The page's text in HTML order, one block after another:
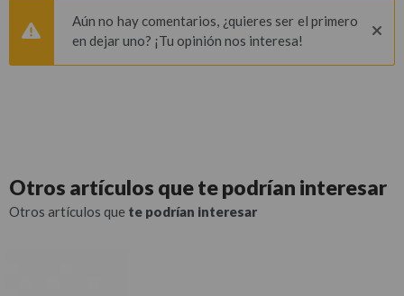
Aún no hay comentarios, ¿quieres ser el primero
en dejar uno? ¡Tu opinión nos interesa!
Otros artículos quete podrían interesar
Otros artículos que te podrían interesar